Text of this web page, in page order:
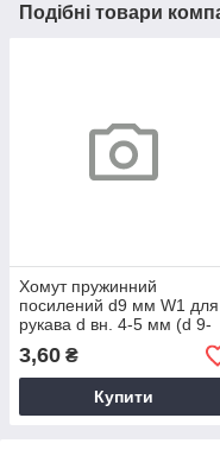
Подібні товари
Хомут пружинний
посилений d9 мм W1 для
рукава d вн. 4-5 мм (d 9-
10.7 мм)
3,60 ₴
Купити